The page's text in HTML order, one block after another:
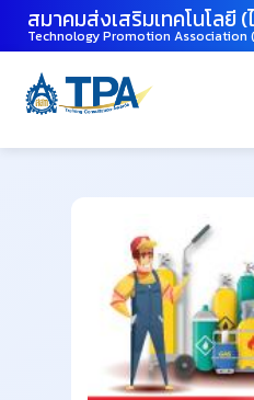
สมาคมส่งเสริมเทคโนโลยี
Technology Promotion Association